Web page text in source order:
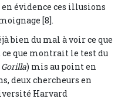
évidence ces illusions
[8].
bien du mal à voir ce que
ce que montrait le test du
) mis au point en
deux chercheurs en
Harvard